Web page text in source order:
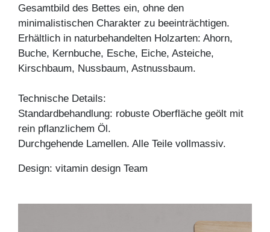
Gesamtbild des Bettes ein, ohne den
minimalistischen Charakter zu beeinträchtigen.
Erhältlich in naturbehandelten Holzarten: Ahorn,
Buche, Kernbuche, Esche, Eiche, Asteiche,
Kirschbaum, Nussbaum, Astnussbaum.
Technische Details:
Standardbehandlung: robuste Oberfläche geölt mit
rein pflanzlichem Öl.
Durchgehende Lamellen. Alle Teile vollmassiv.
Design: vitamin design Team